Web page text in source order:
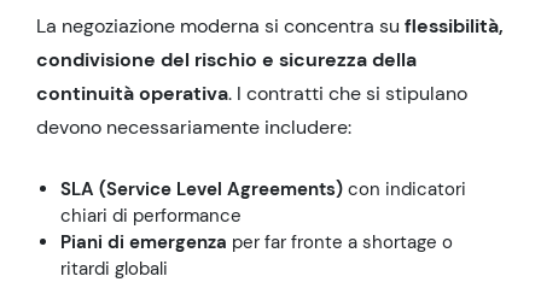
La negoziazione moderna si concentra su flessibilità,
condivisione del rischio e sicurezza della
continuità operativa. I contratti che si stipulano
devono necessariamente includere:
SLA (Service Level Agreements) con indicatori
chiari di performance
Piani di emergenza per far fronte a shortage o
ritardi globali